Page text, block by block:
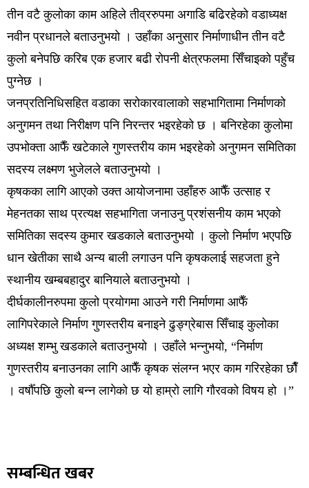
तीन वटै कुलोका काम अहिले तीव्ररुपमा अगाडि बढिरहेको वडाध्यक्ष
नवीन प्रधानले बताउनुभयो । उहाँका अनुसार निर्माणाधीन तीन वटै
कुलो बनेपछि करिब एक हजार बढी रोपनी क्षेत्रफलमा सिँचाइको पहुँच
पुग्नेछ ।
जनप्रतिनिधिसहित वडाका सरोकारवालाको सहभागितामा निर्माणको
अनुगमन तथा निरीक्षण पनि निरन्तर भइरहेको छ । बनिरहेका कुलोमा
उपभोक्ता आफैँ खटेकाले गुणस्तरीय काम भइरहेको अनुगमन समितिका
सदस्य लक्ष्मण भुजेलले बताउनुभयो ।
कृषकका लागि आएको उक्त आयोजनामा उहाँहरु आफैँ उत्साह र
मेहनतका साथ प्रत्यक्ष सहभागिता जनाउनु प्रशंसनीय काम भएको
समितिका सदस्य कुमार खडकाले बताउनुभयो । कुलो निर्माण भएपछि
धान खेतीका साथै अन्य बाली लगाउन पनि कृषकलाई सहजता हुने
स्थानीय खम्बबहादुर बानियाले बताउनुभयो ।
दीर्घकालीनरुपमा कुलो प्रयोगमा आउने गरी निर्माणमा आफैँ
लागिपरेकाले निर्माण गुणस्तरीय बनाइने ढुङ्ग्रेबास सिँचाइ कुलोका
अध्यक्ष शम्भु खडकाले बताउनुभयो । उहाँले भन्नुभयो, “निर्माण
गुणस्तरीय बनाउनका लागि आफैँ कृषक संलग्न भएर काम गरिरहेका छाैँ
। वर्षौँपछि कुलो बन्न लागेको छ यो हाम्रो लागि गौरवको विषय हो ।”
सम्बन्धित खबर